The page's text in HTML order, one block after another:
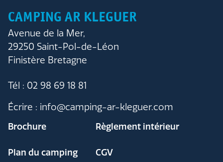
CAMPING AR KLEGUER
Avenue de la Mer,
29250 Saint-Pol-de-Léon
Finistère Bretagne
Tél : 02 98 69 18 81
Écrire : info@camping-ar-kleguer.com
Brochure Règlement intérieur
Plan du camping CGV